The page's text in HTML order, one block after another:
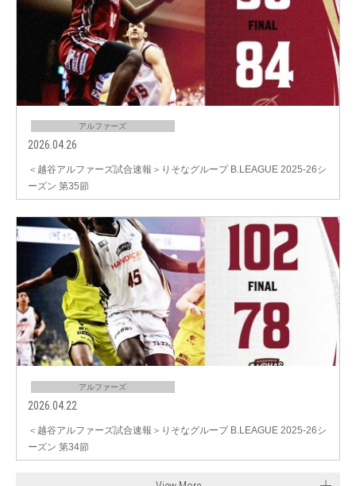
アルファーズ
2026.04.26
＜越谷アルファーズ試合速報＞りそなグループ B.LEAGUE 2025-26シ
ーズン 第35節
アルファーズ
2026.04.22
＜越谷アルファーズ試合速報＞りそなグループ B.LEAGUE 2025-26シ
ーズン 第34節